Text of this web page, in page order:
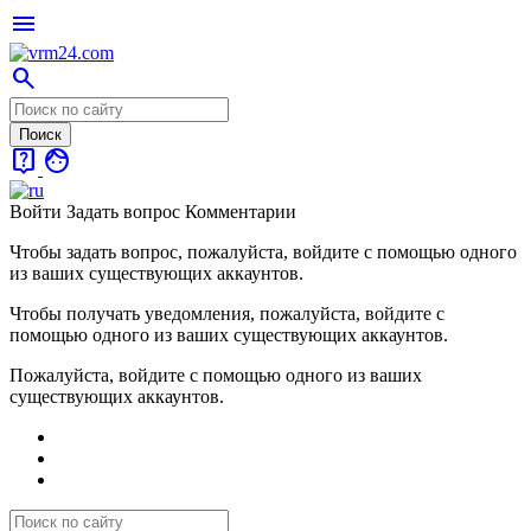
menu
search
live_help face
Войти Задать вопрос Комментарии
Чтобы задать вопрос, пожалуйста, войдите с помощью одного
из ваших существующих аккаунтов.
Чтобы получать уведомления, пожалуйста, войдите с
помощью одного из ваших существующих аккаунтов.
Пожалуйста, войдите с помощью одного из ваших
существующих аккаунтов.